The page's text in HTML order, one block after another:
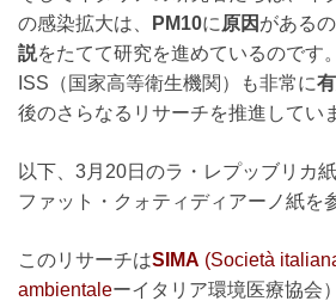
の感染拡大は、
PM10に 原因 がある
説をたてて研究を進めているのです
ISS（国家高等衛生機関）も非常に
後のさらなるリサーチを推進してい
以下、3月20日のラ・レプッブリカ
ファット・クォティディアーノ紙を
このリサーチはSIMA (Società
ambientaleーイタリア環境医療協会